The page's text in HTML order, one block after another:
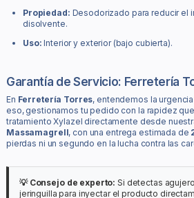
Propiedad: Desodorizado para reducir el
disolvente.
Uso: Interior y exterior (bajo cubierta).
Garantía de Servicio: Ferretería
En Ferretería Torres, entendemos la
eso, gestionamos tu pedido con la rapidez
tratamiento Xylazel directamente desde
Massamagrell, con una entrega estimada de
pierdas ni un segundo en la lucha contra las
💡 Consejo de experto: Si detectas
jeringuilla para inyectar el producto